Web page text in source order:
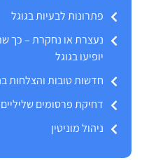
פתרונות לבעיות בגוגל
נעצרת או נחקרת – כך
יופיעו בגוגל
חדשות טובות והצלחות
דחיקת פרסומים שליליים
ניהול מוניטין